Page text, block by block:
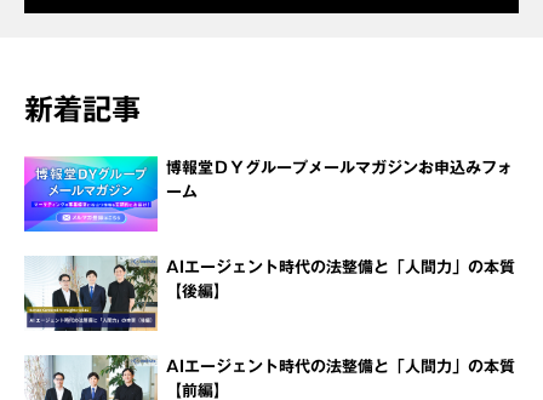
新着記事
博報堂ＤＹグループメールマガジンお申込みフォ
ーム
AIエージェント時代の法整備と「人間力」の本質
【後編】
AIエージェント時代の法整備と「人間力」の本質
【前編】